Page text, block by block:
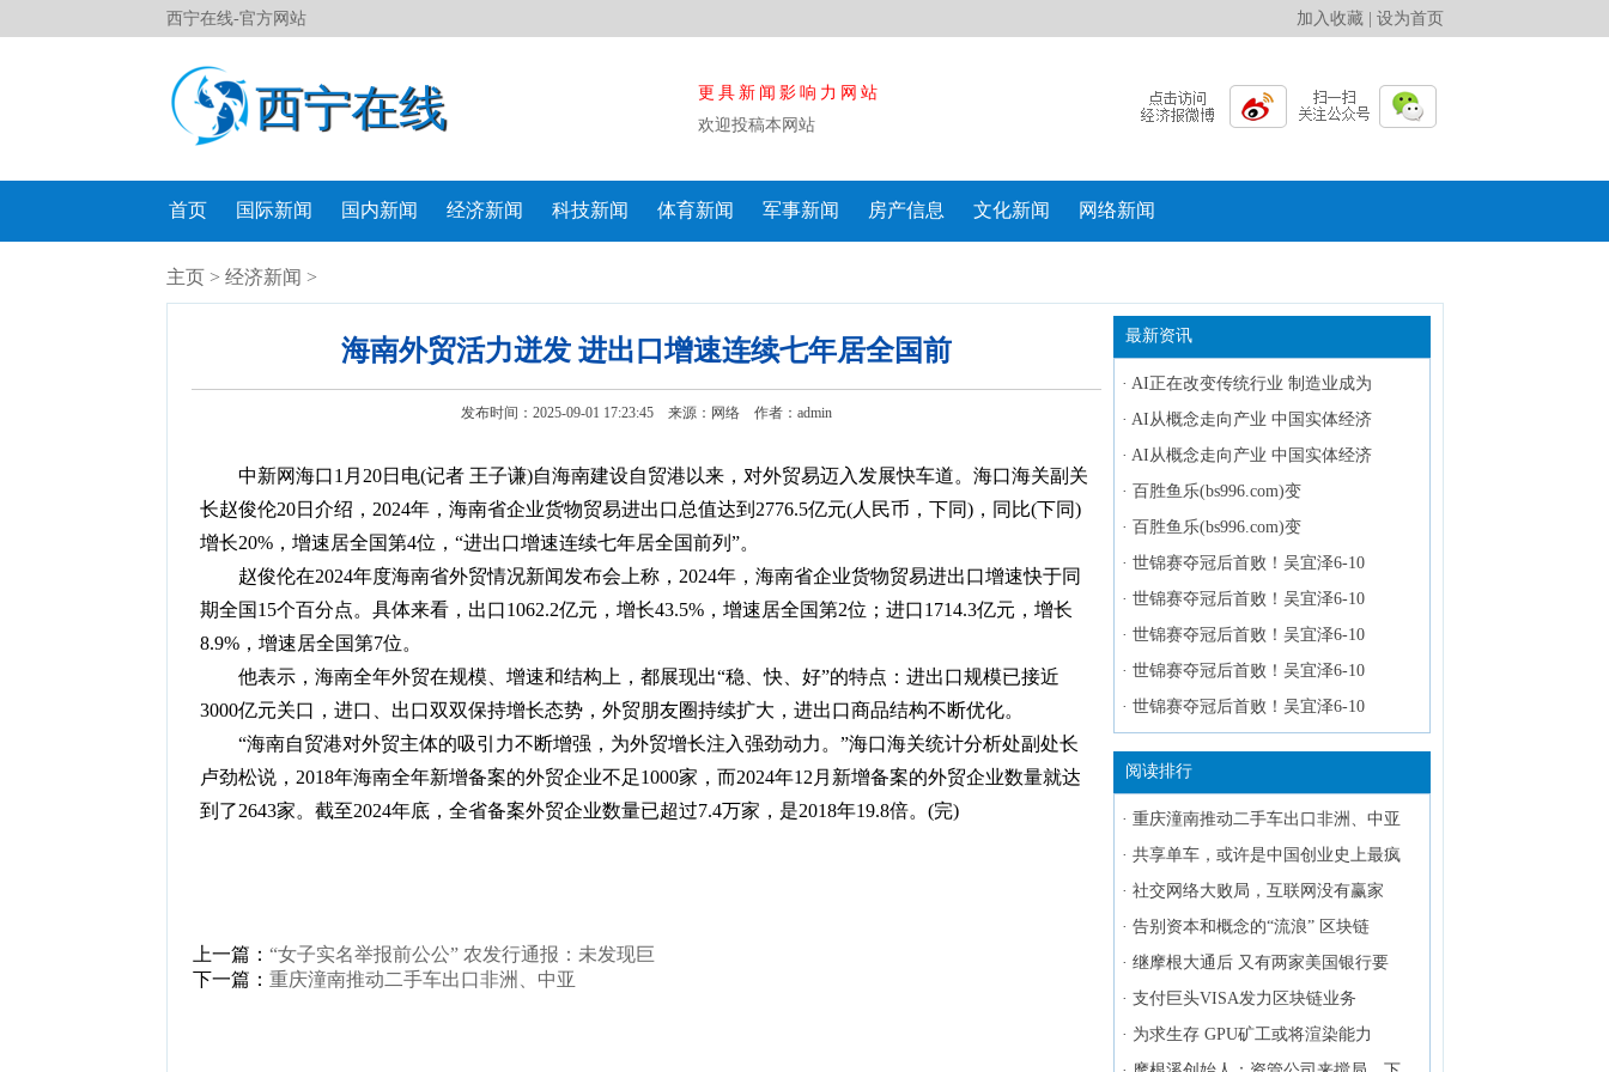
西宁在线-官方网站 加入收藏| 设为首页
西宁在线
更具新闻影响力网站
欢迎投稿本网站
首页 国际新闻 国内新闻 经济新闻 科技新闻 体育新闻 军事新闻 房产信息 文化新闻 网络新闻
主页> 经济新闻 >
海南外贸活力迸发 进出口增速连续七年居全国前
发布时间：2025-09-01 17:23:45 来源：网络 作者：admin
中新网海口1月20日电(记者 王子谦)自海南建设自贸港以来，对外贸易迈入发展快车道。海口海关副关
长赵俊伦20日介绍，2024年，海南省企业货物贸易进出口总值达到2776.5亿元(人民币，下同)，同比(下同)
增长20%，增速居全国第4位，“进出口增速连续七年居全国前列”。
赵俊伦在2024年度海南省外贸情况新闻发布会上称，2024年，海南省企业货物贸易进出口增速快于同
期全国15个百分点。具体来看，出口1062.2亿元，增长43.5%，增速居全国第2位；进口1714.3亿元，增长
8.9%，增速居全国第7位。
他表示，海南全年外贸在规模、增速和结构上，都展现出“稳、快、好”的特点：进出口规模已接近
3000亿元关口，进口、出口双双保持增长态势，外贸朋友圈持续扩大，进出口商品结构不断优化。
“海南自贸港对外贸主体的吸引力不断增强，为外贸增长注入强劲动力。”海口海关统计分析处副处长
卢劲松说，2018年海南全年新增备案的外贸企业不足1000家，而2024年12月新增备案的外贸企业数量就达
到了2643家。截至2024年底，全省备案外贸企业数量已超过7.4万家，是2018年19.8倍。(完)
上一篇： “女子实名举报前公公” 农发行通报：未发现巨
下一篇： 重庆潼南推动二手车出口非洲、中亚
最新资讯
· AI正在改变传统行业 制造业成为
· AI从概念走向产业 中国实体经济
· AI从概念走向产业 中国实体经济
· 百胜鱼乐(bs996.com)变
· 百胜鱼乐(bs996.com)变
· 世锦赛夺冠后首败！吴宜泽6-10
· 世锦赛夺冠后首败！吴宜泽6-10
· 世锦赛夺冠后首败！吴宜泽6-10
· 世锦赛夺冠后首败！吴宜泽6-10
· 世锦赛夺冠后首败！吴宜泽6-10
阅读排行
· 重庆潼南推动二手车出口非洲、中亚
· 共享单车，或许是中国创业史上最疯
· 社交网络大败局，互联网没有赢家
· 告别资本和概念的“流浪” 区块链
· 继摩根大通后 又有两家美国银行要
· 支付巨头VISA发力区块链业务
· 为求生存 GPU矿工或将渲染能力